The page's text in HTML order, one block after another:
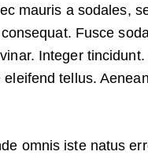
mauris a sodales,
Fusce
Integer
tellus.
omnis iste natus